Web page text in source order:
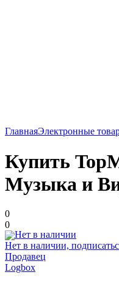
ГлавнаяЭлектронные
Купить
Музыка и
0
0
Нет в наличии,
Продавец
Logbox